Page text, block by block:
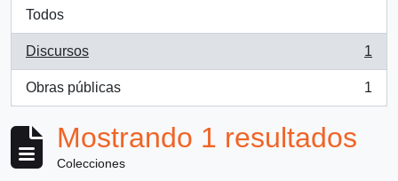
Todos
Discursos
, 1 resultados
1
Obras públicas
, 1 resultados
1
Mostrando 1 resultados
Colecciones